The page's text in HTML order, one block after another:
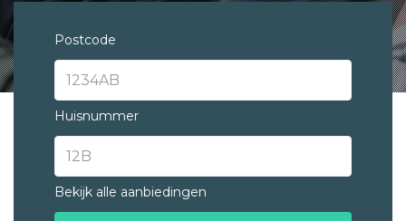
Postcode
Huisnummer
Bekijk alle aanbiedingen